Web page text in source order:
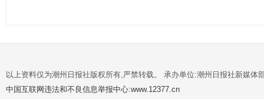
以上资料仅为潮州日报社版权所有,严禁转载。 承办单位:潮州日报社新媒体
中国互联网违法和不良信息举报中心:www.12377.cn